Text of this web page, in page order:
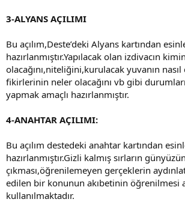
3-ALYANS AÇILIMI
Bu açılım,Deste’deki Alyans kartından
hazırlanmıştır.Yapılacak olan izdivacın
olacağını,niteliğini,kurulacak yuvanın nasıl
fikirlerinin neler olacağını vb gibi
yapmak amaçlı hazırlanmıştır.
4-ANAHTAR AÇILIMI:
Bu açılım destedeki anahtar kartından
hazırlanmıştır.Gizli kalmış sırların
çıkması,öğrenilemeyen gerçeklerin
edilen bir konunun akıbetinin öğrenilmesi
kullanılmaktadır.